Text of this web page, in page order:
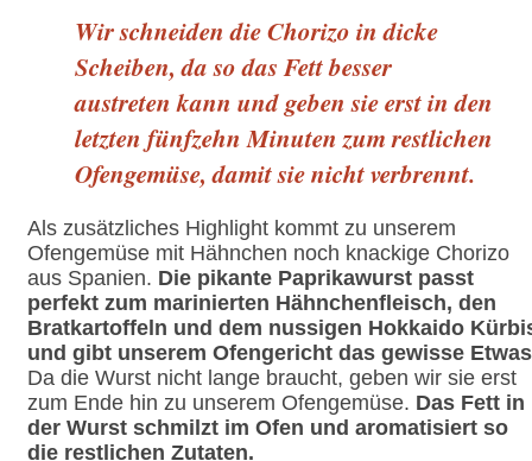
Wir schneiden die Chorizo in dicke
Scheiben, da so das Fett besser
austreten kann und geben sie erst in den
letzten fünfzehn Minuten zum restlichen
Ofengemüse, damit sie nicht verbrennt.
Als zusätzliches Highlight kommt zu unserem
Ofengemüse mit Hähnchen noch knackige Chorizo
aus Spanien. Die pikante Paprikawurst passt
perfekt zum marinierten Hähnchenfleisch, den
Bratkartoffeln und dem nussigen Hokkaido
und gibt unserem Ofengericht das gewisse
Da die Wurst nicht lange braucht, geben wir sie erst
zum Ende hin zu unserem Ofengemüse. Das Fett in
der Wurst schmilzt im Ofen und aromatisiert so
die restlichen Zutaten.